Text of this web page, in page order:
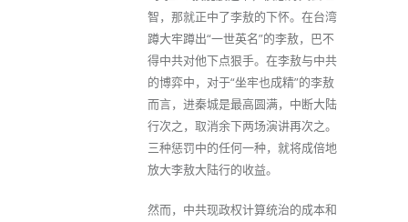
智，那就正中了李敖的下怀。在台湾
蹲大牢蹲出“一世英名”的李敖，巴不
得中共对他下点狠手。在李敖与中共
的博弈中，对于“坐牢也成精”的李敖
而言，进秦城是最高圆满，中断大陆
行次之，取消余下两场演讲再次之。
三种惩罚中的任何一种，就将成倍地
放大李敖大陆行的收益。
然而，中共现政权计算统治的成本和